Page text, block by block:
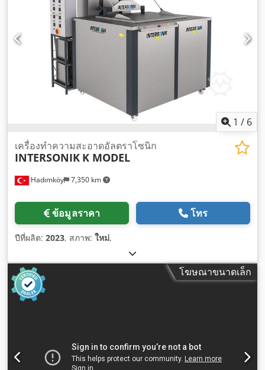
1 / 6
Hadımköy 7,350 km
เครื่องทำความสะอาดอัลตราโซนิก
INTERSONIK K MODEL
ข้อมูลราคา โทร
ปีที่ผลิต: 2023, สภาพ: ใหม่,
โฆษณาขนาดเล็ก